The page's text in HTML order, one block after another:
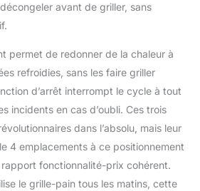
avant de griller, sans
permet de redonner de la chaleur à
refroidies, sans les faire griller
d’arrêt interrompt le cycle à tout
incidents en cas d’oubli. Ces trois
dans l’absolu, mais leur
4 emplacements à ce positionnement
fonctionnalité-prix cohérent.
le grille-pain tous les matins, cette